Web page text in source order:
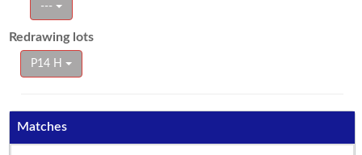
---
Redrawing lots
P14 H
Matches